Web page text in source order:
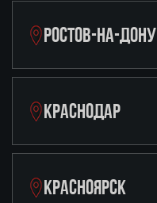
РОСТОВ-НА-ДОНУ
КРАСНОДАР
КРАСНОЯРСК